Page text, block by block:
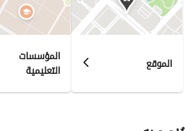
الموقع المؤسسات
التعليمية